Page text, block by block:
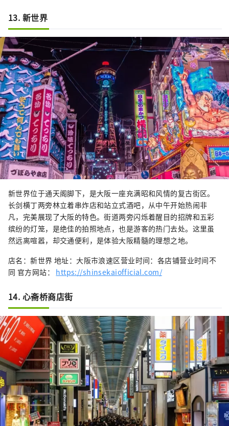
13. 新世界
新世界位于通天阁脚下，是大阪一座充满昭和风情的复古街区。
长剑横丁两旁林立着串炸店和站立式酒吧，从中午开始热闹非
凡，完美展现了大阪的特色。街道两旁闪烁着醒目的招牌和五彩
缤纷的灯笼，是绝佳的拍照地点，也是游客的热门去处。这里虽
然远离喧嚣，却交通便利，是体验大阪精髓的理想之地。
店名：新世界 地址：大阪市浪速区营业时间：各店铺营业时间不
同 官方网站： https://shinsekaiofficial.com/
14. 心斋桥商店街